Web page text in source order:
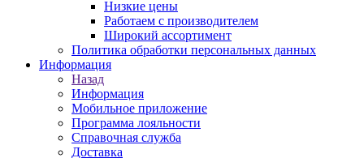
Низкие цены
Работаем с производителем
Широкий ассортимент
Политика обработки персональных данных
Информация
Назад
Информация
Мобильное приложение
Программа лояльности
Справочная служба
Доставка